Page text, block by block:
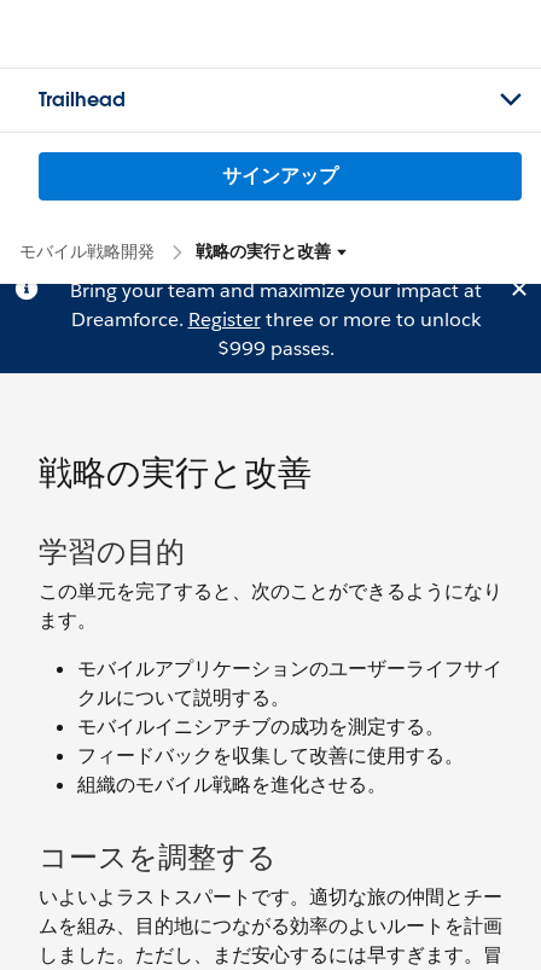
Trailhead
サインアップ
モバイル戦略開発 戦略の実行と改善
Bring your team and maximize your impact at
Dreamforce. Registerthree or more to unlock
$999 passes.
戦略の実行と改善
学習の目的
この単元を完了すると、次のことができるようになり
ます。
モバイルアプリケーションのユーザーライフサイ
クルについて説明する。
モバイルイニシアチブの成功を測定する。
フィードバックを収集して改善に使用する。
組織のモバイル戦略を進化させる。
コースを調整する
いよいよラストスパートです。適切な旅の仲間とチー
ムを組み、目的地につながる効率のよいルートを計画
しました。ただし、まだ安心するには早すぎます。冒